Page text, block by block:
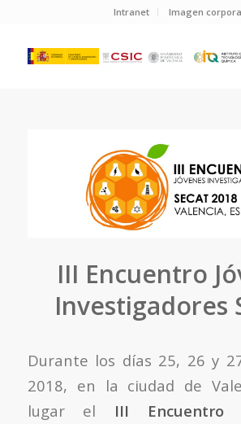
Intranet Imagen
III Encuentro
Investigadores
Durante los días 25, 26 y
2018, en la ciudad de
lugar el III Encuentro